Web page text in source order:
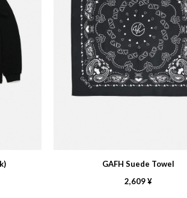
GAFH Suede Towel
2,609 ¥